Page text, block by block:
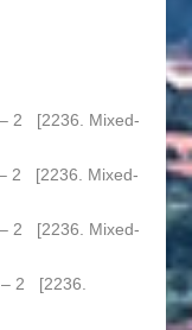
[2236. Mixed-
2 [2236. Mixed-
2 [2236. Mixed-
2 [2236.